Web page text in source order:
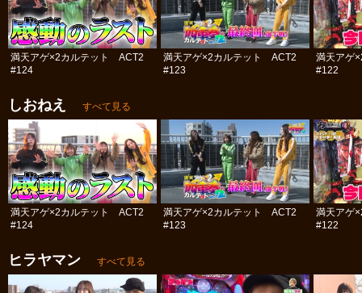
満天アゲ×2カルテット ACT2
#124
満天アゲ×2カルテット ACT2
#123
満天アゲ
#122
しおねえ すべて見る
満天アゲ×2カルテット ACT2
#124
満天アゲ×2カルテット ACT2
#123
満天アゲ
#122
ヒラヤマン すべて見る